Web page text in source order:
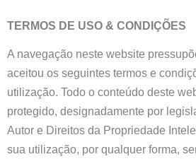
TERMOS DE USO & CONDIÇÕES
A navegação neste website
aceitou os seguintes termos e
utilização. Todo o conteúdo deste
protegido, designadamente por
Autor e Direitos da Propriedade
sua utilização, por qualquer forma,